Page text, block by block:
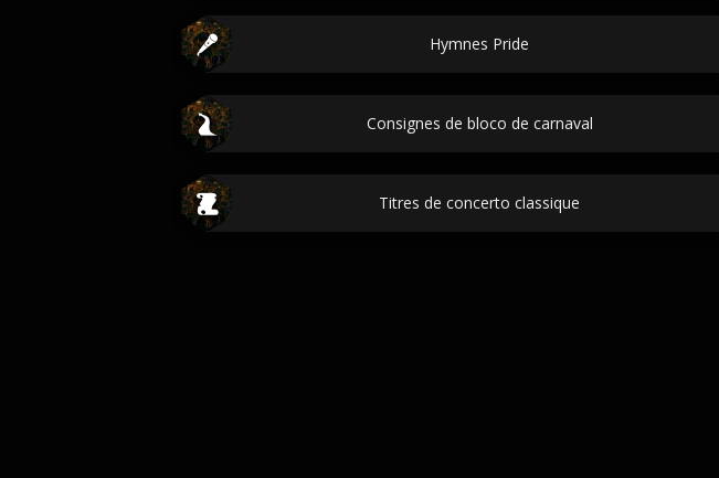
Hymnes Pride
Consignes de bloco de carnaval
Titres de concerto classique